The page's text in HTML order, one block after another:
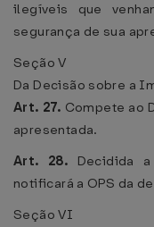
ilegíveis que
segurança de sua
Seção V
Da Decisão sobre a
Art. 27. Compete ao
apresentada.
Art. 28. Decidida
notificará a OPS da
Seção VI